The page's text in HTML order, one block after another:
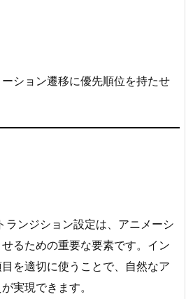
ション遷移に優先順位を持たせ
ンジション設定は、アニメーシ
るための重要な要素です。イン
を適切に使うことで、自然なア
実現できます。